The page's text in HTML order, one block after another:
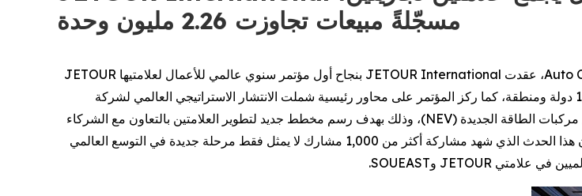
مسجّلةً مبيعات تجاوزت 2.26 مليون وحدة
على هامش معرض Auto China 2026، عقدت JETOUR International بنجاح أول مؤتمر سنوي عالمي للأعمال لعلامتيها JETOUR
وSOUEAST تحت شعار "معًا نحو الأمام." جمع الحدث أكثر من 1,000 شريك من 100 دولة ومنطقة، كما ركز المؤتمر على محاور رئيسية شملت الانتشار الاستراتيجي العالمي لشركة
" البيئية، والابتكار التكنولوجي، وخارطة طريق مركبات الطاقة الجديدة (NEV)، وذلك بهدف رسم مخطط جديد لتطوير العلامتين بالتعاون مع الشركاء
العالميين. وباعتباره أول مؤتمر عالمي يجمع علامتين تجاريتين لشركة JETOUR، فإن هذا الحدث الذي شهد مشاركة أكثر من 1,000 مشارك لا يمثل فقط مرحلة جديدة في التوسع العالمي